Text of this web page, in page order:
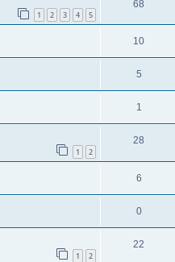
1 2 3 4 5
68
10
5
1
1 2
28
6
0
1 2
22